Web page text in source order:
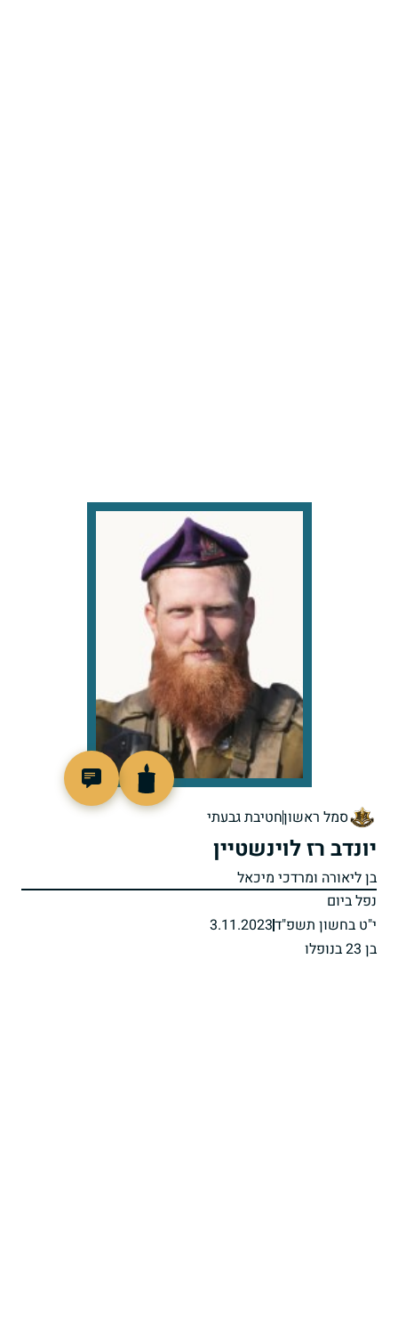
סמל ראשוןחטיבת גבעתי
יונדב רז לוינשטיין
בן ליאורה ומרדכי מיכאל
נפל ביום
י"ט בחשון תשפ"ד3.11.2023
בן 23 בנופלו